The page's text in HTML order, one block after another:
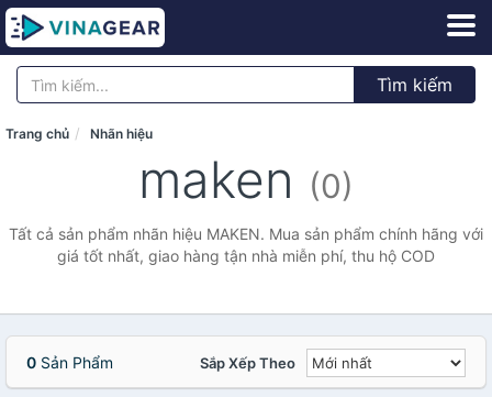
Tìm kiếm
Trang chủ Nhãn hiệu
maken (0)
Tất cả sản phẩm nhãn hiệu MAKEN. Mua sản phẩm chính hãng với
giá tốt nhất, giao hàng tận nhà miễn phí, thu hộ COD
0 Sản Phẩm Sắp Xếp Theo